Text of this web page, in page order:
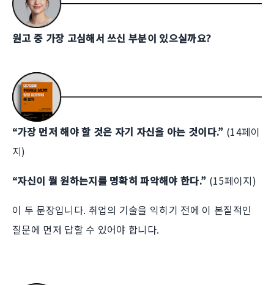
원고 중 가장 고심해서 쓰신 부분이 있으실까요?
“가장 먼저 해야 할 것은 자기 자신을 아는 것이다.” (14페이
지)
“자신이 뭘 원하는지를 명확히 파악해야 한다.” (15페이지)
이 두 문장입니다. 취업의 기술을 익히기 전에 이 본질적인
질문에 먼저 답할 수 있어야 합니다.